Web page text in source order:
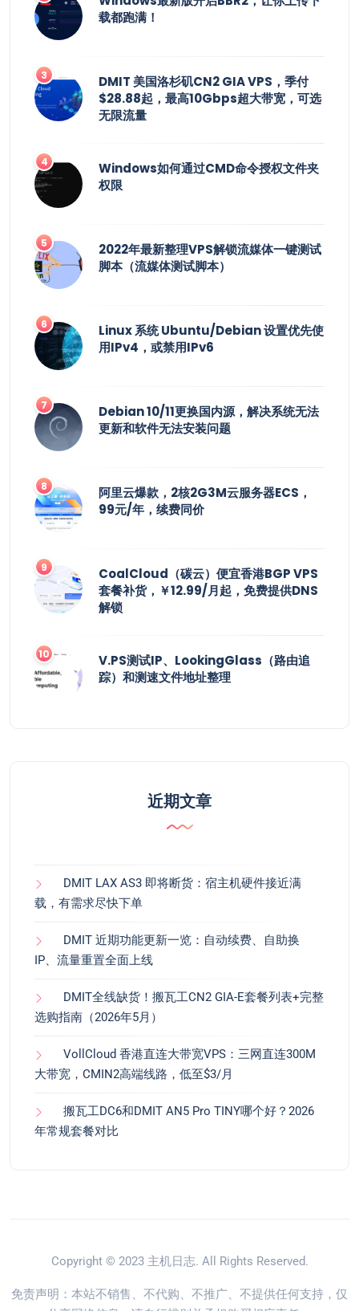
载都跑满！
DMIT 美国洛杉矶CN2 GIA VPS，季付
$28.88起，最高10Gbps超大带宽，可选
无限流量
Windows如何通过CMD命令授权文件夹
权限
2022年最新整理VPS解锁流媒体一键测试
脚本（流媒体测试脚本）
Linux 系统 Ubuntu/Debian 设置优先使
用IPv4，或禁用IPv6
Debian 10/11更换国内源，解决系统无法
更新和软件无法安装问题
阿里云爆款，2核2G3M云服务器ECS，
99元/年，续费同价
CoalCloud（碳云）便宜香港BGP VPS
套餐补货，￥12.99/月起，免费提供DNS
解锁
V.PS测试IP、LookingGlass（路由追
踪）和测速文件地址整理
近期文章
DMIT LAX AS3 即将断货：宿主机硬件接近满
载，有需求尽快下单
DMIT 近期功能更新一览：自动续费、自助换
IP、流量重置全面上线
DMIT全线缺货！搬瓦工CN2 GIA-E套餐列表+完整
选购指南（2026年5月）
VollCloud 香港直连大带宽VPS：三网直连300M
大带宽，CMIN2高端线路，低至$3/月
搬瓦工DC6和DMIT AN5 Pro TINY哪个好？2026
年常规套餐对比
Copyright © 2023 主机日志. All Rights Reserved.
免责声明：本站不销售、不代购、不推广、不提供任何支持，仅